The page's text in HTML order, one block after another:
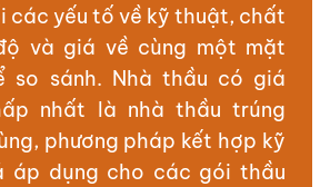
các yếu tố về kỹ thuật, chất
và giá về cùng một mặt
so sánh. Nhà thầu có giá
nhất là nhà thầu trúng
phương pháp kết hợp kỹ
áp dụng cho các gói thầu